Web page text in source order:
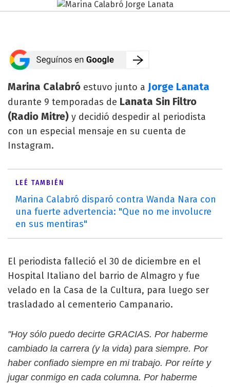
Marina Calabró estuvo junto a Jorge Lanata
durante 9 temporadas de Lanata Sin Filtro
(Radio Mitre) y decidió despedir al periodista
con un especial mensaje en su cuenta de
Instagram.
LEÉ TAMBIÉN
Marina Calabró disparó contra Wanda Nara con
una fuerte advertencia: "Que no me involucre
en sus mentiras"
El periodista falleció el 30 de diciembre en el
Hospital Italiano del barrio de Almagro y fue
velado en la Casa de la Cultura, para luego ser
trasladado al cementerio Campanario.
"Hoy sólo puedo decirte GRACIAS. Por haberme
cambiado la carrera (y la vida) para siempre. Por
haber confiado siempre en mi trabajo. Por reírte y
jugar conmigo en cada columna. Por haberme